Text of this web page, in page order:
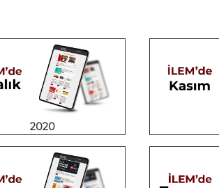
2020